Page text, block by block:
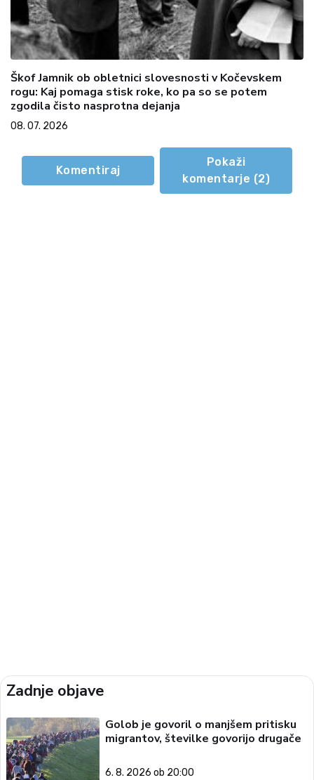
Škof Jamnik ob obletnici slovesnosti v Kočevskem
rogu: Kaj pomaga stisk roke, ko pa so se potem
zgodila čisto nasprotna dejanja
08. 07. 2026
Komentiraj
Pokaži
komentarje (2)
Zadnje objave
Golob je govoril o manjšem pritisku
migrantov, številke govorijo drugače
6. 8. 2026 ob 20:00